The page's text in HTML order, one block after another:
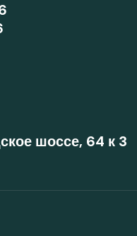
шоссе, 64 к 3